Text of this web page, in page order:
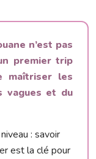
n’est pas
premier trip
maîtriser les
vagues et du
: savoir
est la clé pour